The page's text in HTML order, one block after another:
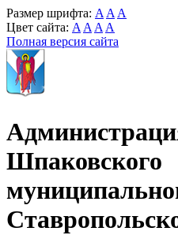
Размер шрифта: A A A
Цвет сайта: A A A A
Полная версия сайта
Шпаковского